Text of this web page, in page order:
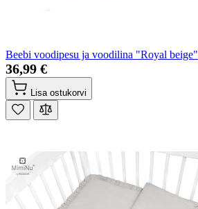
Beebi voodipesu ja voodilina "Royal beige"
36,99 €
Lisa ostukorvi